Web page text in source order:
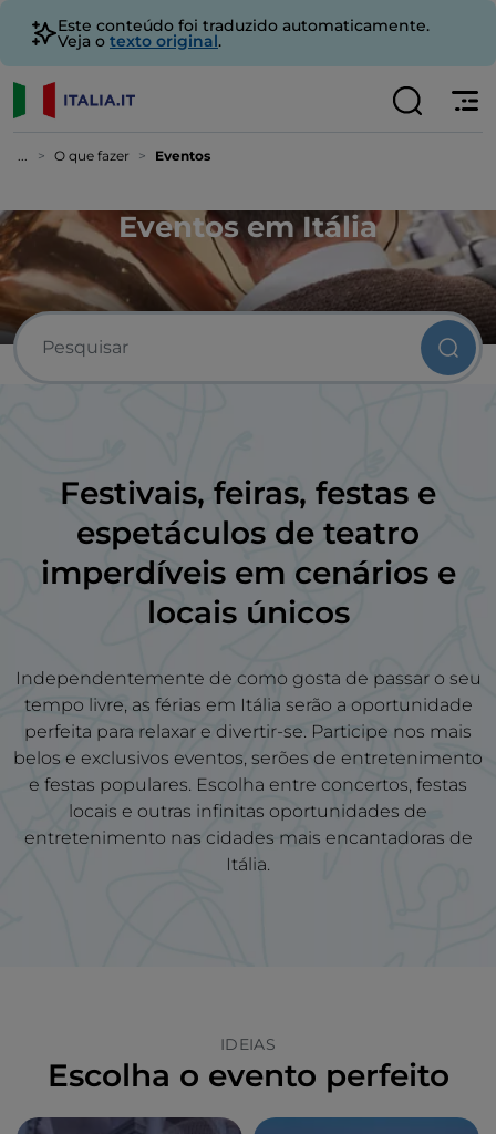
Este conteúdo foi traduzido automaticamente.
Veja o texto original.
... O que fazer Eventos
Eventos em Itália
Festivais, feiras, festas e
espetáculos de teatro
imperdíveis em cenáriose
locais únicos
Independentemente de como gosta de passar o seu
tempo livre, as férias em Itália serão a oportunidade
perfeita para relaxar e divertir-se. Participe nos mais
belos e exclusivos eventos, serões de entretenimento
e festas populares. Escolha entre concertos, festas
locais e outras infinitas oportunidades de
entretenimento nas cidades mais encantadoras de
Itália.
IDEIAS
Escolha o evento perfeito